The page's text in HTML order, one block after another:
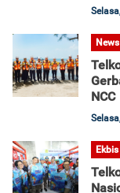
News
NCC
Ekbis